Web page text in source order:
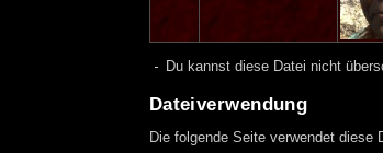
Du kannst diese Datei nicht
Dateiverwendung
Die folgende Seite verwendet diese